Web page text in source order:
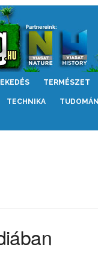
TERMÉSZET
TECHNIKA